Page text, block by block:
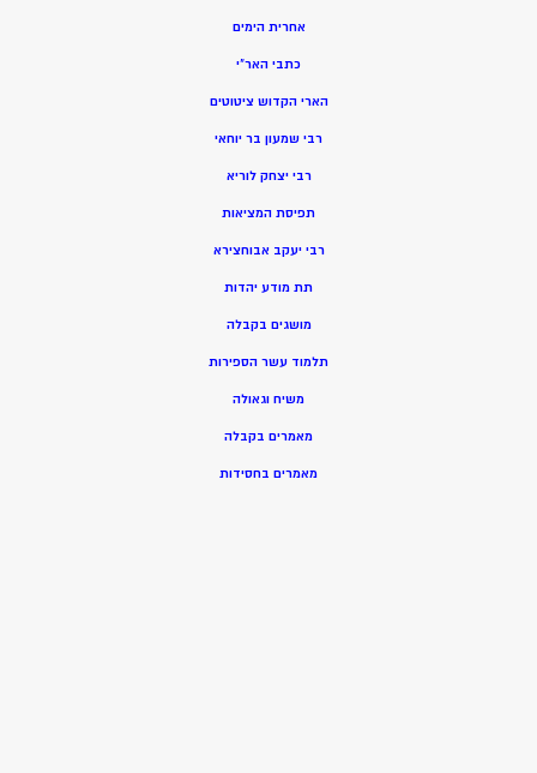
אחרית הימים
כתבי האר”י
הארי הקדוש ציטוטים
רבי שמעון בר יוחאי
רבי יצחק לוריא
תפיסת המציאות
רבי יעקב אבוחצירא
תת מודע יהדות
מושגים בקבלה
תלמוד עשר הספירות
משיח וגאולה
מאמרים בקבלה
מאמרים בחסידות